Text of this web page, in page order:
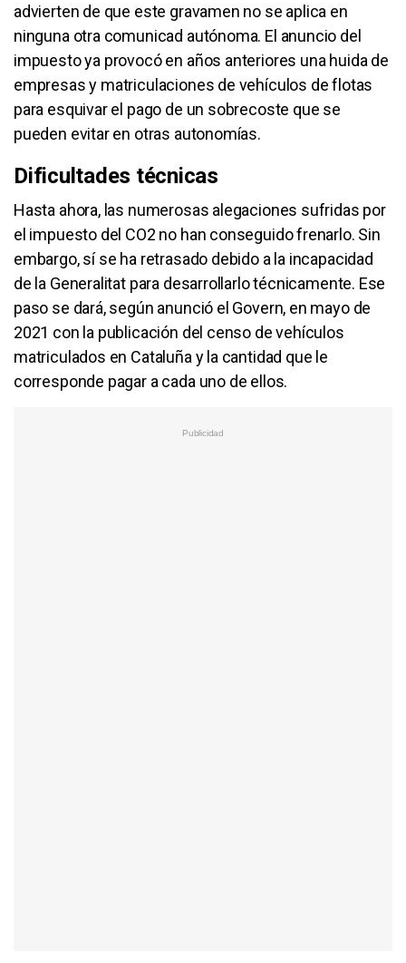
advierten de que este gravamen no se aplica en
ninguna otra comunicad autónoma. El anuncio del
impuesto ya provocó en años anteriores una huida de
empresas y matriculaciones de vehículos de flotas
para esquivar el pago de un sobrecoste que se
pueden evitar en otras autonomías.
Dificultades técnicas
Hasta ahora, las numerosas alegaciones sufridas por
el impuesto del CO2 no han conseguido frenarlo. Sin
embargo, sí se ha retrasado debido a la incapacidad
de la Generalitat para desarrollarlo técnicamente. Ese
paso se dará, según anunció el Govern, en mayo de
2021 con la publicación del censo de vehículos
matriculados en Cataluña y la cantidad que le
corresponde pagar a cada uno de ellos.